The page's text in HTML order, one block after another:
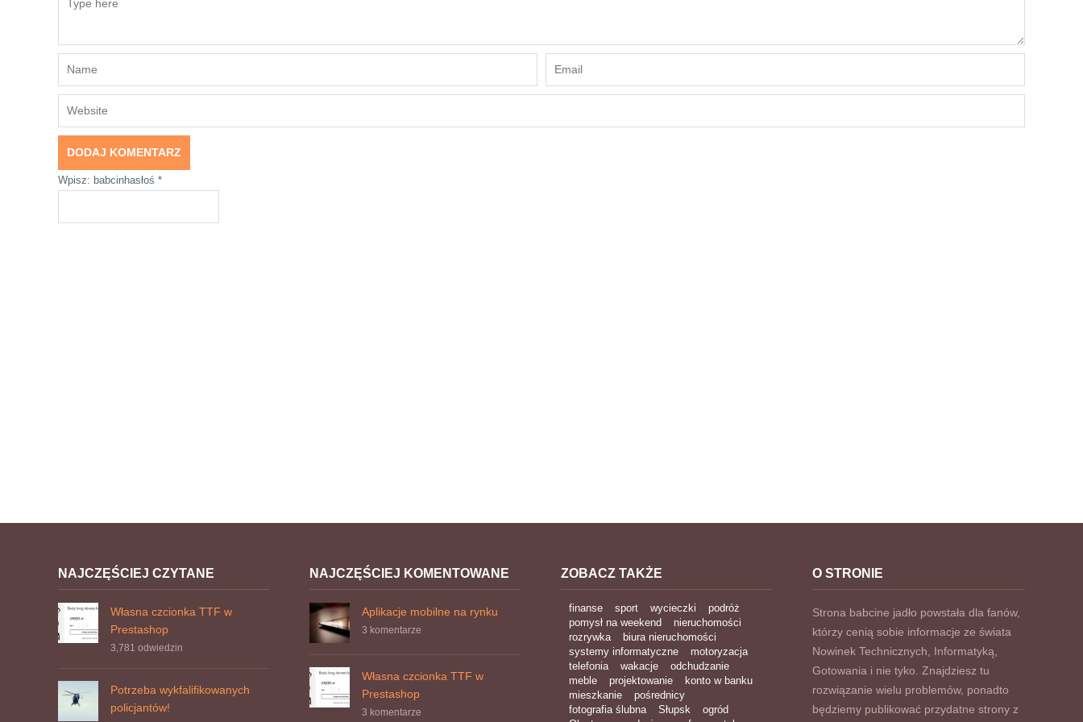
Wpisz: babcinhasłoś *
NAJCZĘŚCIEJ CZYTANE
Własna czcionka TTF w
Prestashop
3,781 odwiedzin
Potrzeba wykfalifikowanych
policjantów!
NAJCZĘŚCIEJ KOMENTOWANE
Aplikacje mobilne na rynku
3 komentarze
Własna czcionka TTF w
Prestashop
3 komentarze
ZOBACZ TAKŻE
finanse sport wycieczki
podróż
pomysł na weekend
nieruchomości
rozrywka
biura nieruchomości
systemy informatyczne
motoryzacja
telefonia
wakacje
odchudzanie
meble
projektowanie
konto w banku
mieszkanie
pośrednicy
fotografia ślubna
Słupsk
ogród
O STRONIE
Strona babcine jadło powstała dla fanów,
którzy cenią sobie informacje ze świata
Nowinek Technicznych, Informatyką,
Gotowania i nie tyko. Znajdziesz tu
rozwiązanie wielu problemów, ponadto
będziemy publikować przydatne strony z